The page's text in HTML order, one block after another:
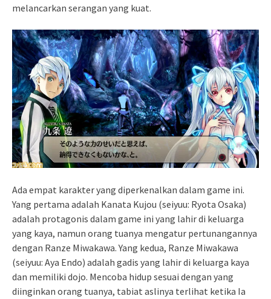
melancarkan serangan yang kuat.
Ada empat karakter yang diperkenalkan dalam game ini.
Yang pertama adalah Kanata Kujou (seiyuu: Ryota Osaka)
adalah protagonis dalam game ini yang lahir di keluarga
yang kaya, namun orang tuanya mengatur pertunangannya
dengan Ranze Miwakawa. Yang kedua, Ranze Miwakawa
(seiyuu: Aya Endo) adalah gadis yang lahir di keluarga kaya
dan memiliki dojo. Mencoba hidup sesuai dengan yang
diinginkan orang tuanya, tabiat aslinya terlihat ketika Ia